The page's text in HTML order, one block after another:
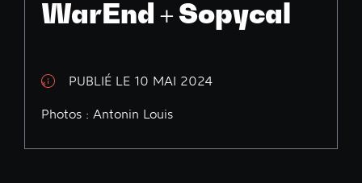
WarEnd + Sopycal
PUBLIÉ LE 10 MAI 2024
Photos : Antonin Louis